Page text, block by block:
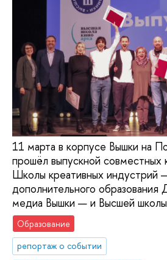
11 марта в корпусе Вышки на
прошёл выпускной совместных
Школы креативных индустрий
дополнительного образования
медиа Вышки — и Высшей
Образование
репортаж о событии